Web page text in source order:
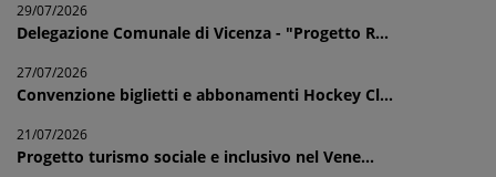
29/07/2026
Delegazione Comunale di Vicenza - "Progetto R...
27/07/2026
Convenzione biglietti e abbonamenti Hockey Cl...
21/07/2026
Progetto turismo sociale e inclusivo nel Vene...